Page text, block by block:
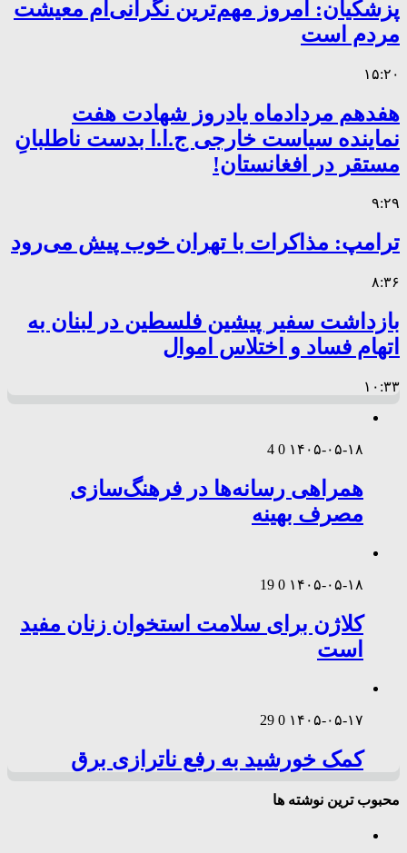
پزشکیان: امروز مهم‌ترین نگرانی‌ام معیشت
مردم است
۱۵:۲۰
هفدهم مردادماه یادروز شهادت هفت
نماینده سیاست خارجی ج.ا.ا بدست ناطلبانِ
مستقر در افغانستان!
۹:۲۹
ترامپ: مذاکرات با تهران خوب پیش می‌رود
۸:۳۶
بازداشت سفیر پیشین فلسطین در لبنان به
اتهام فساد و اختلاس اموال
۱۰:۳۳
۱۴۰۵-۰۵-۱۸ 0
4
همراهی رسانه‌ها در فرهنگ‌سازی
مصرف بهینه
۱۴۰۵-۰۵-۱۸ 0
19
کلاژن برای سلامت استخوان زنان مفید
است
۱۴۰۵-۰۵-۱۷ 0
29
کمک خورشید به رفع ناترازی برق
محبوب ترین نوشته ها